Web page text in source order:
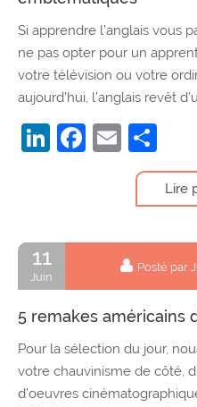
Si apprendre l’anglais vous
ne pas opter pour un
votre télévision ou votre
aujourd’hui, l’anglais revêt
LinkedIn
Email
Lire
11
Juin
Posté par
5 remakes américains
Pour la sélection du jour,
votre chauvinisme de côté,
d’oeuvres